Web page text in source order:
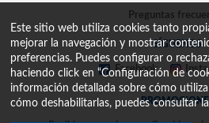
Preguntas
SÍGUENOS
Facebook
Este sitio web utiliza cookies tanto
mejorar la navegación y mostrar
preferencias. Puedes configurar o
haciendo click en “Configuración de
información detallada sobre cómo
cómo deshabilitarlas, puedes consultar